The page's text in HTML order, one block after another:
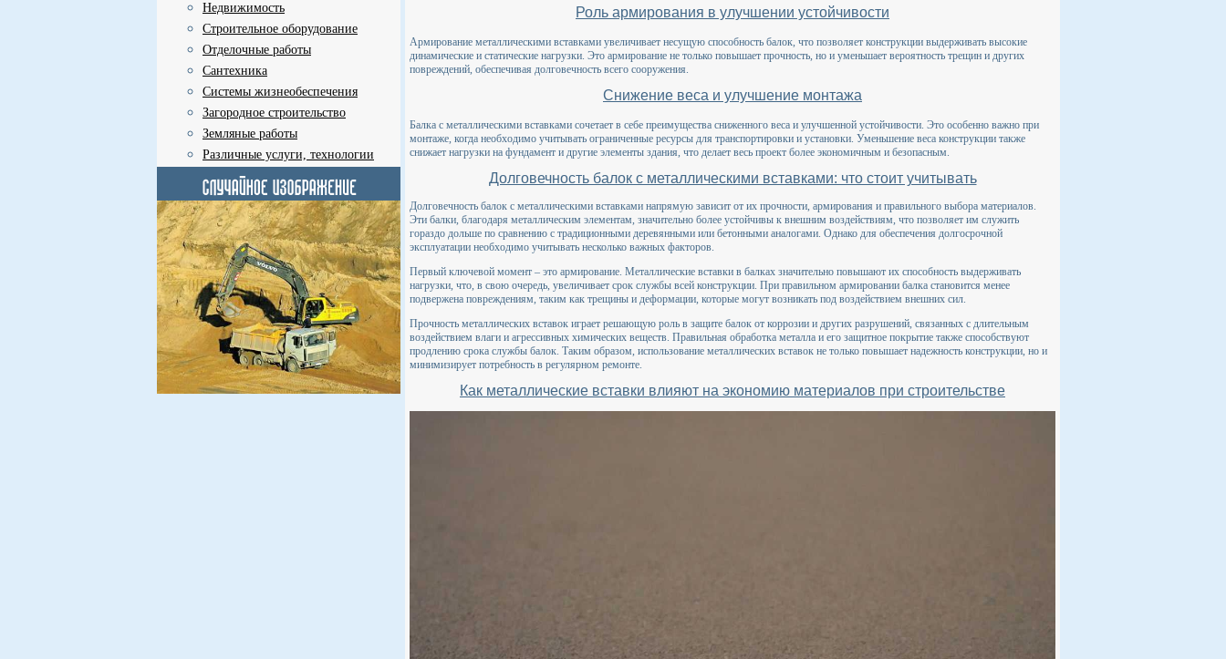
Недвижимость
Строительное оборудование
Отделочные работы
Сантехника
Системы жизнеобеспечения
Загородное строительство
Земляные работы
Различные услуги, технологии
Роль армирования в улучшении устойчивости
Армирование металлическими вставками увеличивает несущую способность балок, что позволяет конструкции выдерживать высокие
динамические и статические нагрузки. Это армирование не только повышает прочность, но и уменьшает вероятность трещин и других
повреждений, обеспечивая долговечность всего сооружения.
Снижение веса и улучшение монтажа
Балка с металлическими вставками сочетает в себе преимущества сниженного веса и улучшенной устойчивости. Это особенно важно при
монтаже, когда необходимо учитывать ограниченные ресурсы для транспортировки и установки. Уменьшение веса конструкции также
снижает нагрузки на фундамент и другие элементы здания, что делает весь проект более экономичным и безопасным.
Долговечность балок с металлическими вставками: что стоит учитывать
Долговечность балок с металлическими вставками напрямую зависит от их прочности, армирования и правильного выбора материалов.
Эти балки, благодаря металлическим элементам, значительно более устойчивы к внешним воздействиям, что позволяет им служить
гораздо дольше по сравнению с традиционными деревянными или бетонными аналогами. Однако для обеспечения долгосрочной
эксплуатации необходимо учитывать несколько важных факторов.
Первый ключевой момент – это армирование. Металлические вставки в балках значительно повышают их способность выдерживать
нагрузки, что, в свою очередь, увеличивает срок службы всей конструкции. При правильном армировании балка становится менее
подвержена повреждениям, таким как трещины и деформации, которые могут возникать под воздействием внешних сил.
Прочность металлических вставок играет решающую роль в защите балок от коррозии и других разрушений, связанных с длительным
воздействием влаги и агрессивных химических веществ. Правильная обработка металла и его защитное покрытие также способствуют
продлению срока службы балок. Таким образом, использование металлических вставок не только повышает надежность конструкции, но и
минимизирует потребность в регулярном ремонте.
Как металлические вставки влияют на экономию материалов при строительстве